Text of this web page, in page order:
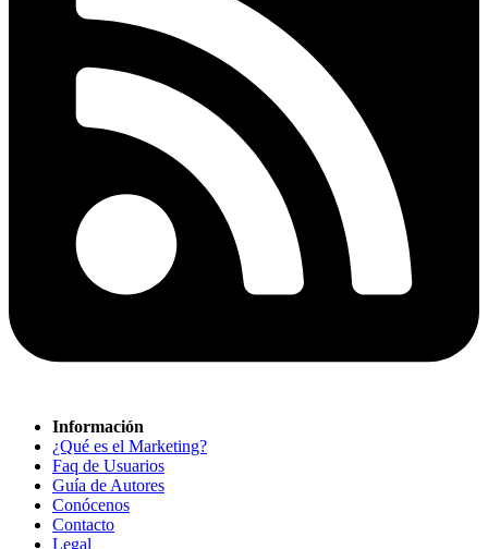
Información
¿Qué es el Marketing?
Faq de Usuarios
Guía de Autores
Conócenos
Contacto
Legal